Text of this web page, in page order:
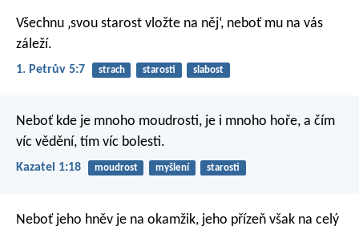
Všechnu ‚svou starost vložte na něj‘, neboť mu na vás
záleží.
1. Petrův 5:7 strach starosti slabost
Neboť kde je mnoho moudrosti, je i mnoho hoře, a čím
víc vědění, tím víc bolesti.
Kazatel 1:18 moudrost myšlení starosti
Neboť jeho hněv je na okamžik, jeho přízeň však na celý